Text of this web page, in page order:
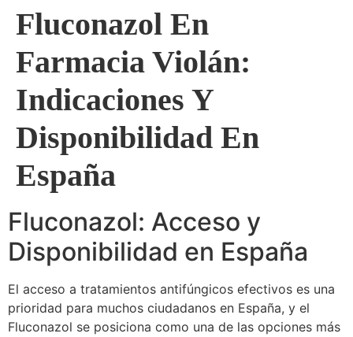
Fluconazol En
Farmacia Violán:
Indicaciones Y
Disponibilidad En
España
Fluconazol: Acceso y
Disponibilidad en España
El acceso a tratamientos antifúngicos efectivos es una
prioridad para muchos ciudadanos en España, y el
Fluconazol se posiciona como una de las opciones más